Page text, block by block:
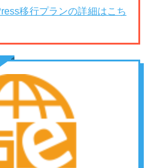
移行プランの詳細はこち